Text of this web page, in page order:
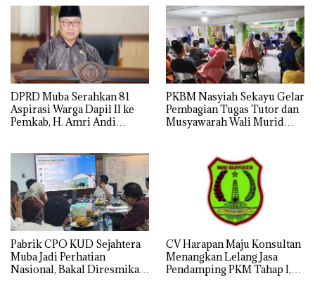
DPRD Muba Serahkan 81
Aspirasi Warga Dapil II ke
Pemkab, H. Amri Andi
PKBM Nasyiah Sekayu Gelar
Pembagian Tugas Tutor dan
Musyawarah Wali Murid
Pabrik CPO KUD Sejahtera
Muba Jadi Perhatian
Nasional, Bakal Diresmikan
CV Harapan Maju Konsultan
Menangkan Lelang Jasa
Pendamping PKM Tahap I,